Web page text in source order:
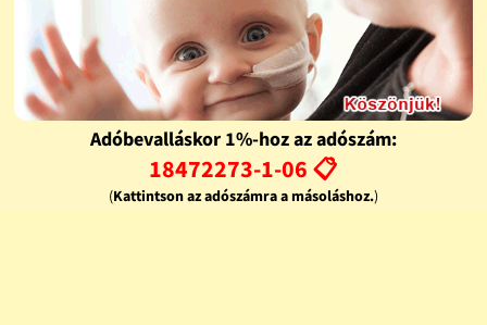
Adóbevalláskor 1%-hoz az adószám:
18472273-1-06 📋
(Kattintson az adószámra a másoláshoz.)